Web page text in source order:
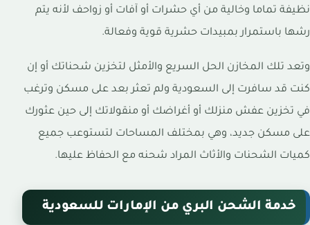
نظيفة تماما وخالية من أي حشرات أو آفات أو زواحف لأنه يتم
رشها باستمرار بمبيدات حشرية قوية وفعالة.
وتعد تلك المخازن الحل السريع والأمثل لتخزين شحناتك أو إن
كنت قد سافرت إلى السعودية ولم تعثر بعد على مسكن وترغب
في تخزين عفش منزلك أو أغراضك أو منقولاتك إلى حين عثورك
على مسكن جديد، وهي بمختلف المساحات لتستوعب جميع
كميات الشحنات والأثاث المراد شحنه مع الحفاظ عليها.
خدمة الشحن البري من الإمارات للسعودية